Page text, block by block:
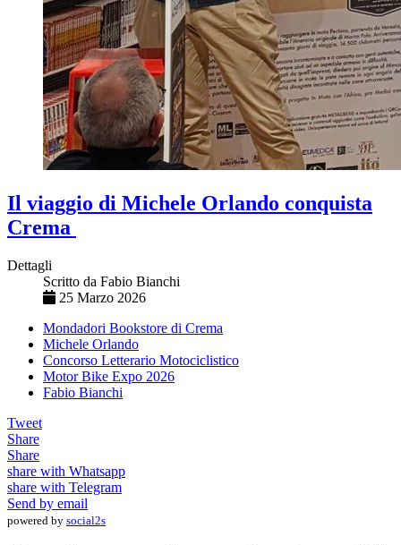
Il viaggio di Michele Orlando conquista
Crema
Dettagli
Scritto da Fabio Bianchi
25 Marzo 2026
Mondadori Bookstore di Crema
Michele Orlando
Concorso Letterario Motociclistico
Motor Bike Expo 2026
Fabio Bianchi
Tweet
Share
Share
share with Whatsapp
share with Telegram
Send by email
powered by social2s